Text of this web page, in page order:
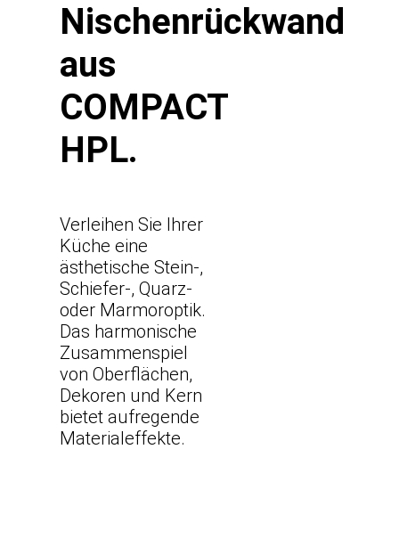
Nischenrückwand
aus
COMPACT
HPL.
Verleihen Sie Ihrer
Küche eine
ästhetische Stein-,
Schiefer-, Quarz-
oder Marmoroptik.
Das harmonische
Zusammenspiel
von Oberflächen,
Dekoren und Kern
bietet aufregende
Materialeffekte.